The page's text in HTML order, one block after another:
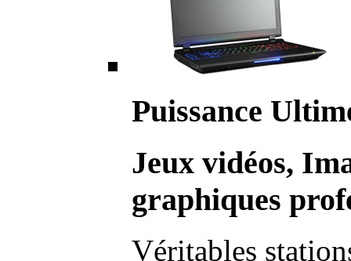
Puissance
Jeux vidéos,
graphiques
Véritables